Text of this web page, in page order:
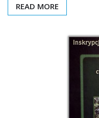
READ MORE